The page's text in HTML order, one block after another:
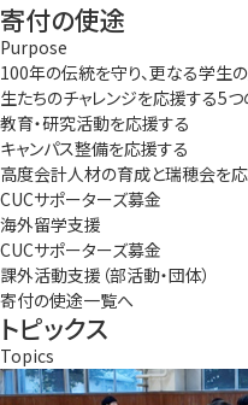
寄付の使途
Purpose
100年の伝統を守り、更なる学生
生たちのチャレンジを応援する5つ
教育・研究活動を​応援する
キャンパス整備を​応援する
高度​会計人材の​育成と​瑞穂会を​
CUCサポーターズ募金
海外留学支援
CUCサポーターズ募金
課外活動支援​（部活動・団体）
寄付の使途一覧へ
トピックス
Topics